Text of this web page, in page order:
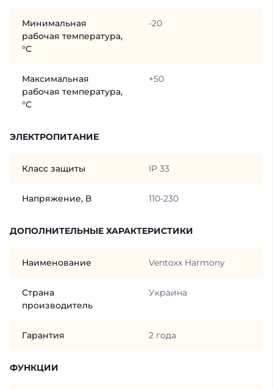
Минимальная
рабочая температура,
°C
-20
Максимальная
рабочая температура,
°C
+50
ЭЛЕКТРОПИТАНИЕ
Класс защиты IP 33
Напряжение, В 110-230
ДОПОЛНИТЕЛЬНЫЕ ХАРАКТЕРИСТИКИ
Наименование Ventoxx Harmony
Страна
производитель
Украина
Гарантия 2 года
ФУНКЦИИ